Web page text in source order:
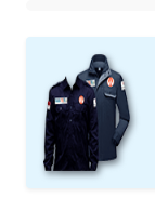
SELEB
WAHANA
PERSONA
WAHANA